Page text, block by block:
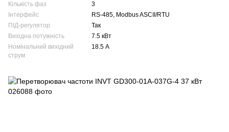
Кількість фаз
3
Інтерфейс
RS-485, Modbus ASCII/RTU
ПІД-регулятор
Так
Вихідна потужність
7.5 кВт
Номінальний вихідний
струм
18.5 А